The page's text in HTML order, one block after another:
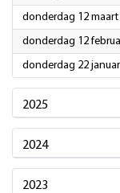
donderdag 12 maart
donderdag 12
donderdag 22
2025
2024
2023